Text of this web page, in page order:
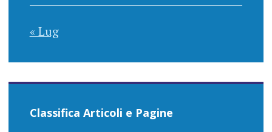
« Lug
Classifica Articoli e Pagine